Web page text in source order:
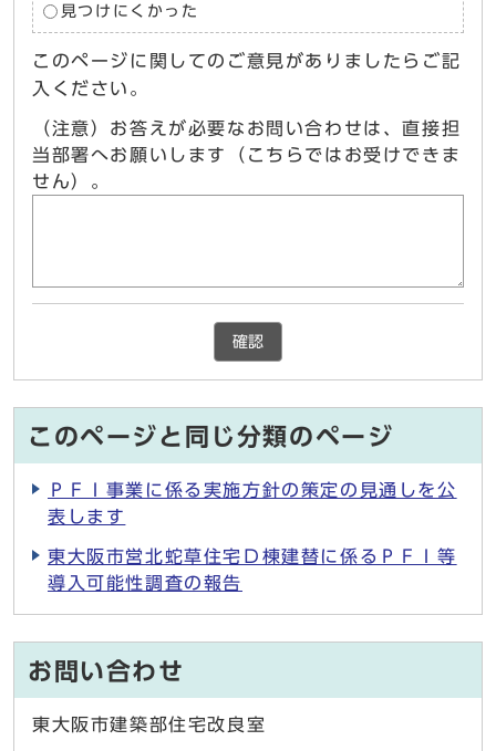
見つけにくかった
このページに関してのご意見がありましたらご記
入ください。
（注意）お答えが必要なお問い合わせは、直接担
当部署へお願いします（こちらではお受けできま
せん）。
確認
このページと同じ分類のページ
ＰＦＩ事業に係る実施方針の策定の見通しを公
表します
東大阪市営北蛇草住宅Ｄ棟建替に係るＰＦＩ等
導入可能性調査の報告
お問い合わせ
東大阪市建築部住宅改良室